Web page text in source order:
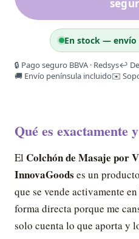
En stock — envío
🔒 Pago seguro BBVA · Redsys↩️
🚚 Envío península incluido✉️
Qué es exactamente
El Colchón de Masaje por
InnovaGoods es un
que se vende activamente
forma directa porque me
solo cuenta lo que aporta y